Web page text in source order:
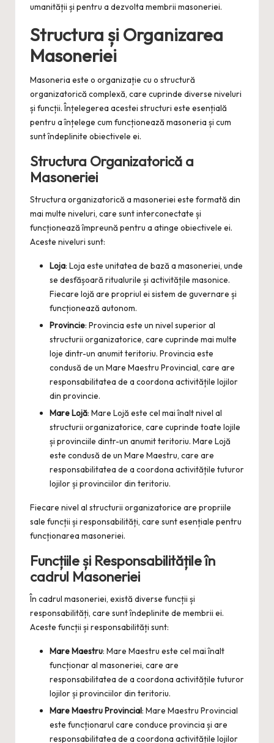
umanității și pentru a dezvolta membrii masoneriei.
Structura și Organizarea
Masoneriei
Masoneria este o organizație cu o structură
organizatorică complexă, care cuprinde diverse niveluri
și funcții. Înțelegerea acestei structuri este esențială
pentru a înțelege cum funcționează masoneria și cum
sunt îndeplinite obiectivele ei.
Structura Organizatorică a
Masoneriei
Structura organizatorică a masoneriei este formată din
mai multe niveluri, care sunt interconectate și
funcționează împreună pentru a atinge obiectivele ei.
Aceste niveluri sunt:
Loja: Loja este unitatea de bază a masoneriei, unde
se desfășoară ritualurile și activitățile masonice.
Fiecare lojă are propriul ei sistem de guvernare și
funcționează autonom.
Provincie: Provincia este un nivel superior al
structurii organizatorice, care cuprinde mai multe
loje dintr-un anumit teritoriu. Provincia este
condusă de un Mare Maestru Provincial, care are
responsabilitatea de a coordona activitățile lojilor
din provincie.
Mare Lojă: Mare Lojă este cel mai înalt nivel al
structurii organizatorice, care cuprinde toate lojile
și provinciile dintr-un anumit teritoriu. Mare Lojă
este condusă de un Mare Maestru, care are
responsabilitatea de a coordona activitățile tuturor
lojilor și provinciilor din teritoriu.
Fiecare nivel al structurii organizatorice are propriile
sale funcții și responsabilități, care sunt esențiale pentru
funcționarea masoneriei.
Funcțiile și Responsabilitățile în
cadrul Masoneriei
În cadrul masoneriei, există diverse funcții și
responsabilități, care sunt îndeplinite de membrii ei.
Aceste funcții și responsabilități sunt:
Mare Maestru: Mare Maestru este cel mai înalt
funcționar al masoneriei, care are
responsabilitatea de a coordona activitățile tuturor
lojilor și provinciilor din teritoriu.
Mare Maestru Provincial: Mare Maestru Provincial
este funcționarul care conduce provincia și are
responsabilitatea de a coordona activitățile lojilor